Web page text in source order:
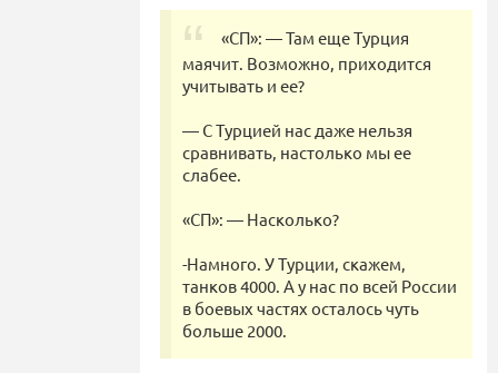
«СП»: — Там еще Турция
маячит. Возможно, приходится
учитывать и ее?
— С Турцией нас даже нельзя
сравнивать, настолько мы ее
слабее.
«СП»: — Насколько?
-Намного. У Турции, скажем,
танков 4000. А у нас по всей России
в боевых частях осталось чуть
больше 2000.